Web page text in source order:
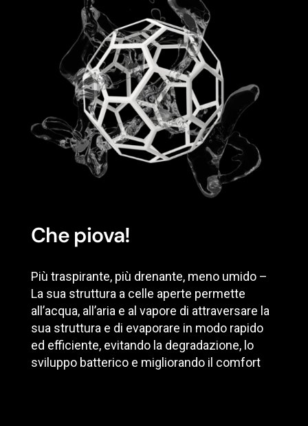
Che piova!
Più traspirante, più drenante, meno umido –
La sua struttura a celle aperte permette
all’acqua, all’aria e al vapore di attraversare la
sua struttura e di evaporare in modo rapido
ed efficiente, evitando la degradazione, lo
sviluppo batterico e migliorando il comfort